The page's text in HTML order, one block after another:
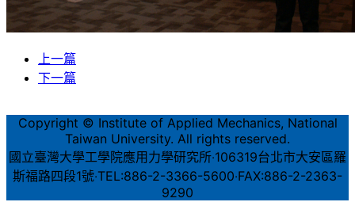
上一篇
下一篇
Copyright © Institute of Applied Mechanics, National
Taiwan University. All rights reserved.
國立臺灣大學工學院應用力學研究所‧106319台北市大安區羅
斯福路四段1號‧TEL:886-2-3366-5600‧FAX:886-2-2363-
9290